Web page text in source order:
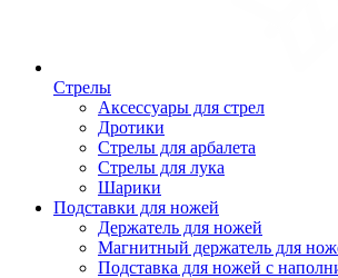
Стрелы
Аксессуары для стрел
Дротики
Стрелы для арбалета
Стрелы для лука
Шарики
Подставки для ножей
Держатель для ножей
Магнитный держатель для
Подставка для ножей с